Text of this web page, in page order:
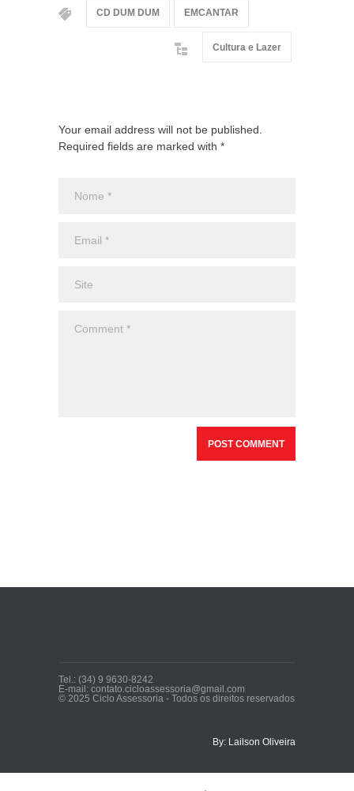
CD DUM DUM EMCANTAR
Cultura e Lazer
Your email address will not be published.
Required fields are marked with *
Tel.: (34) 9 9630-8242
E-mail: contato.cicloassessoria@gmail.com
© 2025 Ciclo Assessoria - Todos os direitos reservados
By: Lailson Oliveira